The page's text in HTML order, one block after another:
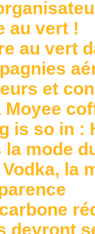
au vert !
au vert
et
is so in :
la mode
la
devront